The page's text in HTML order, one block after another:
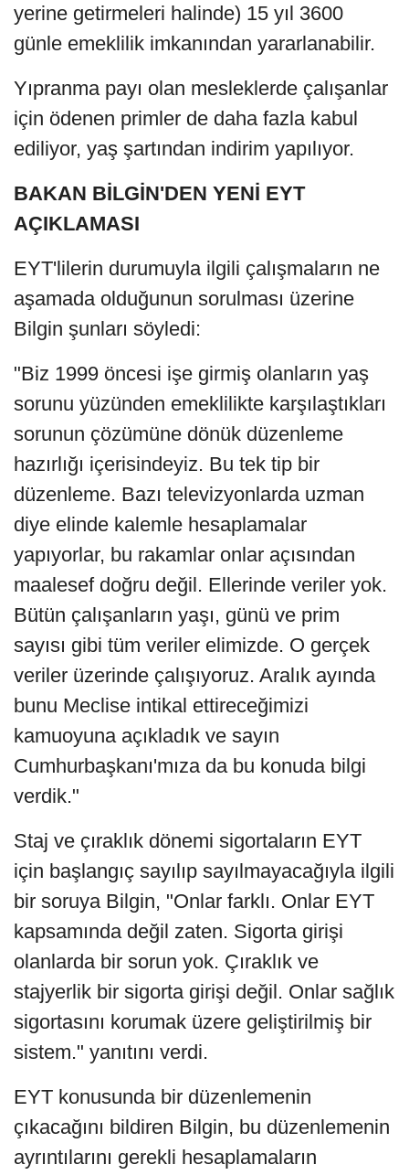
yerine getirmeleri halinde) 15 yıl 3600
günle emeklilik imkanından yararlanabilir.
Yıpranma payı olan mesleklerde çalışanlar
için ödenen primler de daha fazla kabul
ediliyor, yaş şartından indirim yapılıyor.
BAKAN BİLGİN'DEN YENİ EYT
AÇIKLAMASI
EYT'lilerin durumuyla ilgili çalışmaların ne
aşamada olduğunun sorulması üzerine
Bilgin şunları söyledi:
"Biz 1999 öncesi işe girmiş olanların yaş
sorunu yüzünden emeklilikte karşılaştıkları
sorunun çözümüne dönük düzenleme
hazırlığı içerisindeyiz. Bu tek tip bir
düzenleme. Bazı televizyonlarda uzman
diye elinde kalemle hesaplamalar
yapıyorlar, bu rakamlar onlar açısından
maalesef doğru değil. Ellerinde veriler yok.
Bütün çalışanların yaşı, günü ve prim
sayısı gibi tüm veriler elimizde. O gerçek
veriler üzerinde çalışıyoruz. Aralık ayında
bunu Meclise intikal ettireceğimizi
kamuoyuna açıkladık ve sayın
Cumhurbaşkanı'mıza da bu konuda bilgi
verdik."
Staj ve çıraklık dönemi sigortaların EYT
için başlangıç sayılıp sayılmayacağıyla ilgili
bir soruya Bilgin, "Onlar farklı. Onlar EYT
kapsamında değil zaten. Sigorta girişi
olanlarda bir sorun yok. Çıraklık ve
stajyerlik bir sigorta girişi değil. Onlar sağlık
sigortasını korumak üzere geliştirilmiş bir
sistem." yanıtını verdi.
EYT konusunda bir düzenlemenin
çıkacağını bildiren Bilgin, bu düzenlemenin
ayrıntılarını gerekli hesaplamaların